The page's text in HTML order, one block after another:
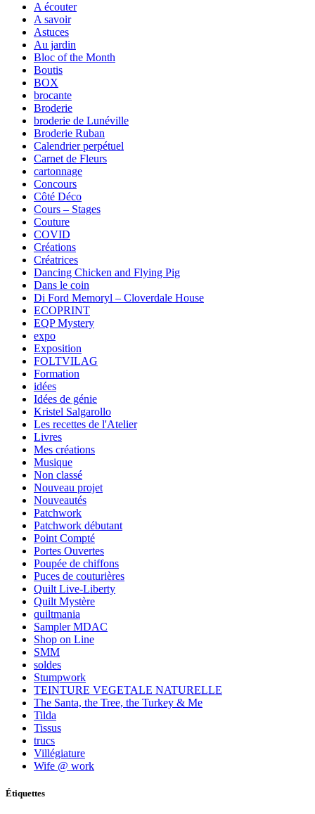
A écouter
A savoir
Astuces
Au jardin
Bloc of the Month
Boutis
BOX
brocante
Broderie
broderie de Lunéville
Broderie Ruban
Calendrier perpétuel
Carnet de Fleurs
cartonnage
Concours
Côté Déco
Cours – Stages
Couture
COVID
Créations
Créatrices
Dancing Chicken and Flying Pig
Dans le coin
Di Ford Memoryl – Cloverdale House
ECOPRINT
EQP Mystery
expo
Exposition
FOLTVILAG
Formation
idées
Idées de génie
Kristel Salgarollo
Les recettes de l'Atelier
Livres
Mes créations
Musique
Non classé
Nouveau projet
Nouveautés
Patchwork
Patchwork débutant
Point Compté
Portes Ouvertes
Poupée de chiffons
Puces de couturières
Quilt Live-Liberty
Quilt Mystère
quiltmania
Sampler MDAC
Shop on Line
SMM
soldes
Stumpwork
TEINTURE VEGETALE NATURELLE
The Santa, the Tree, the Turkey & Me
Tilda
Tissus
trucs
Villégiature
Wife @ work
Étiquettes